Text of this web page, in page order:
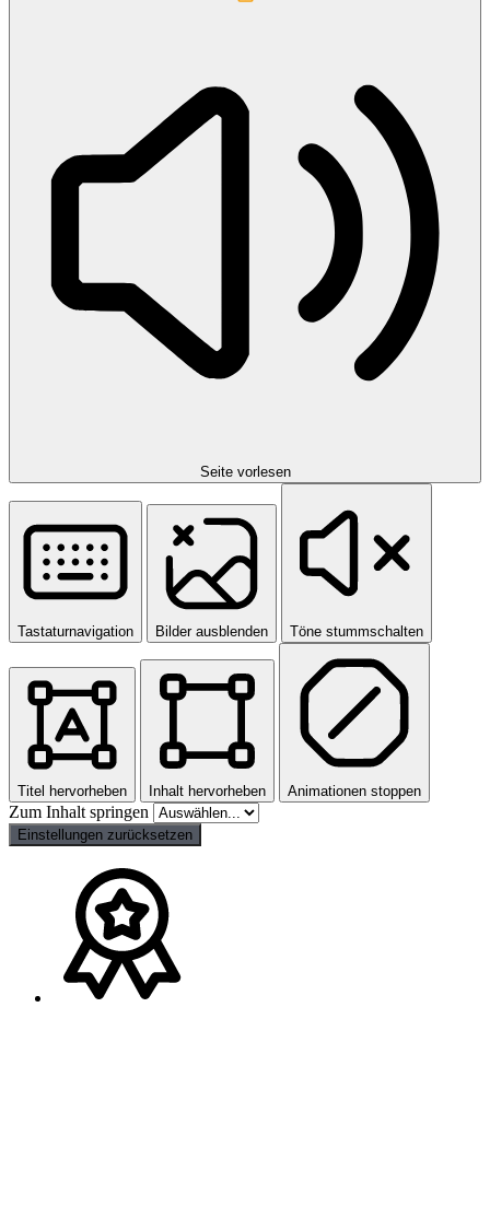
Seite vorlesen
Tastaturnavigation Bilder ausblenden Töne stummschalten
Titel hervorheben Inhalt hervorheben Animationen stoppen
Zum Inhalt springen
Einstellungen zurücksetzen